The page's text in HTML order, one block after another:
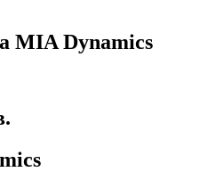
MIA Dynamics